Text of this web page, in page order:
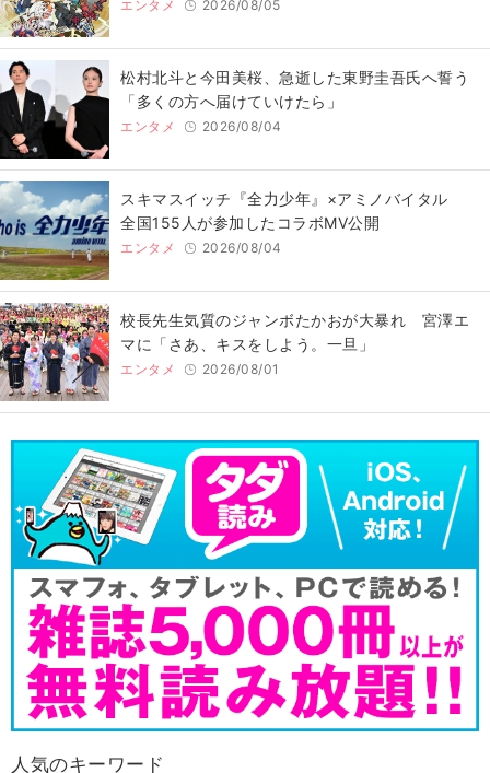
エンタメ 2026/08/05
松村北斗と今田美桜、急逝した東野圭吾氏へ誓う
「多くの方へ届けていけたら」
エンタメ 2026/08/04
スキマスイッチ『全力少年』×アミノバイタル
全国155人が参加したコラボMV公開
エンタメ 2026/08/04
校長先生気質のジャンボたかおが大暴れ 宮澤エ
マに「さあ、キスをしよう。一旦」
エンタメ 2026/08/01
人気のキーワード